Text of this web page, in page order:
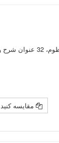
مقایسه کنید